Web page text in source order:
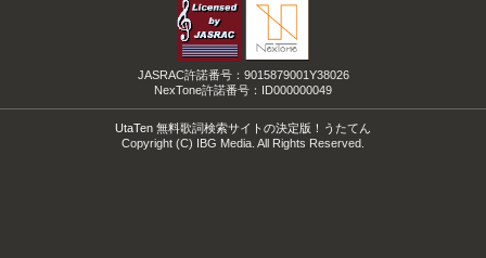
JASRAC許諾番号：9015879001Y38026
NexTone許諾番号：ID000000049
UtaTen 無料歌詞検索サイトの決定版！うたてん
Copyright (C) IBG Media. All Rights Reserved.